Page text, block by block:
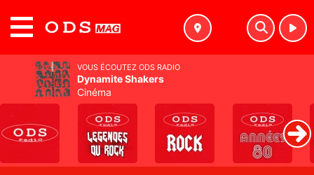
VOUS ÉCOUTEZ ODS RADIO
Dynamite Shakers
Cinéma